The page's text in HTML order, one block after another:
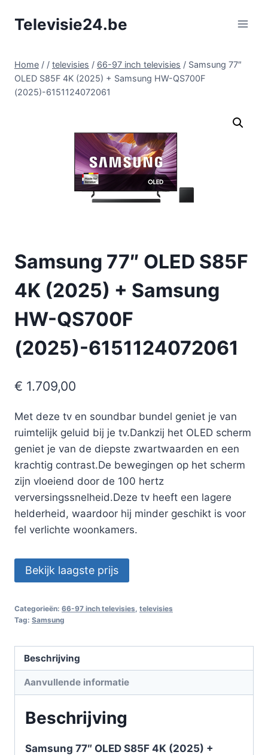
naarTelevisie24.be
Home / / televisies / 66-97 inch televisies / Samsung 77″
OLED S85F 4K (2025) + Samsung HW-QS700F
(2025)-6151124072061
Samsung 77″ OLED S85F
4K (2025) + Samsung
HW-QS700F
(2025)-6151124072061
€ 1.709,00
Met deze tv en soundbar bundel geniet je van
ruimtelijk geluid bij je tv.Dankzij het OLED scherm
geniet je van de diepste zwartwaarden en een
krachtig contrast.De bewegingen op het scherm
zijn vloeiend door de 100 hertz
verversingssnelheid.Deze tv heeft een lagere
helderheid, waardoor hij minder geschikt is voor
fel verlichte woonkamers.
Bekijk laagste prijs
Categorieën: 66-97 inch televisies televisies
Tag: Samsung
Beschrijving
Aanvullende informatie
Beschrijving
Samsung 77″ OLED S85F 4K (2025) +